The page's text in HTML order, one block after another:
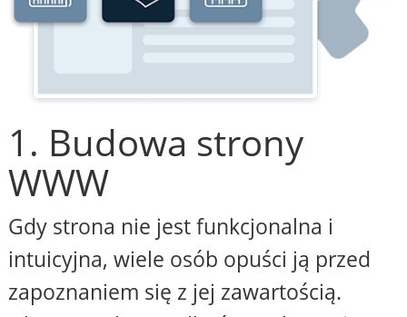
1. Budowa strony
WWW
Gdy strona nie jest funkcjonalna i
intuicyjna, wiele osób opuści ją przed
zapoznaniem się z jej zawartością.